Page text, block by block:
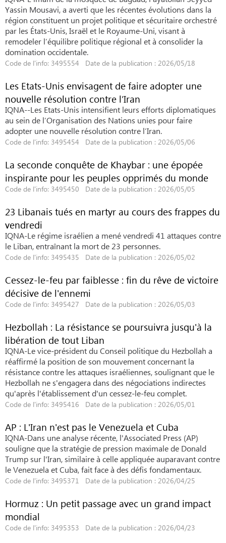
Yassin Mousavi, a averti que les récentes évolutions dans la
région constituent un projet politique et sécuritaire orchestré
par les États-Unis, Israël et le Royaume-Uni, visant à
remodeler l’équilibre politique régional et à consolider la
domination occidentale.
Code de l'info: 3495554 Date de la publication : 2026/05/18
Les Etats-Unis envisagent de faire adopter une
nouvelle résolution contre l’Iran
IQNA--Les Etats-Unis intensifient leurs efforts diplomatiques
au sein de l’Organisation des Nations unies pour faire
adopter une nouvelle résolution contre l’Iran.
Code de l'info: 3495454 Date de la publication : 2026/05/06
La seconde conquête de Khaybar : une épopée
inspirante pour les peuples opprimés du monde
Code de l'info: 3495450 Date de la publication : 2026/05/05
23 Libanais tués en martyr au cours des frappes du
vendredi
IQNA-Le régime israélien a mené vendredi 41 attaques contre
le Liban, entraînant la mort de 23 personnes.
Code de l'info: 3495435 Date de la publication : 2026/05/02
Cessez-le-feu par faiblesse : fin du rêve de victoire
décisive de l'ennemi
Code de l'info: 3495427 Date de la publication : 2026/05/03
Hezbollah : La résistance se poursuivra jusqu'à la
libération de tout Liban
IQNA-Le vice-président du Conseil politique du Hezbollah a
réaffirmé la position de son mouvement concernant la
résistance contre les attaques israéliennes, soulignant que le
Hezbollah ne s'engagera dans des négociations indirectes
qu'après l'établissement d'un cessez-le-feu complet.
Code de l'info: 3495416 Date de la publication : 2026/05/01
AP : L'Iran n'est pas le Venezuela et Cuba
IQNA-Dans une analyse récente, l'Associated Press (AP)
souligne que la stratégie de pression maximale de Donald
Trump sur l'Iran, similaire à celle appliquée auparavant contre
le Venezuela et Cuba, fait face à des défis fondamentaux.
Code de l'info: 3495371 Date de la publication : 2026/04/25
Hormuz : Un petit passage avec un grand impact
mondial
Code de l'info: 3495353 Date de la publication : 2026/04/23